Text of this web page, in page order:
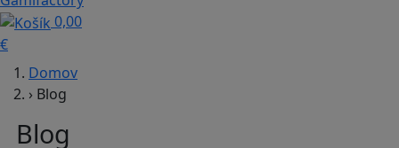
0,00
€
Domov
› Blog
Blog